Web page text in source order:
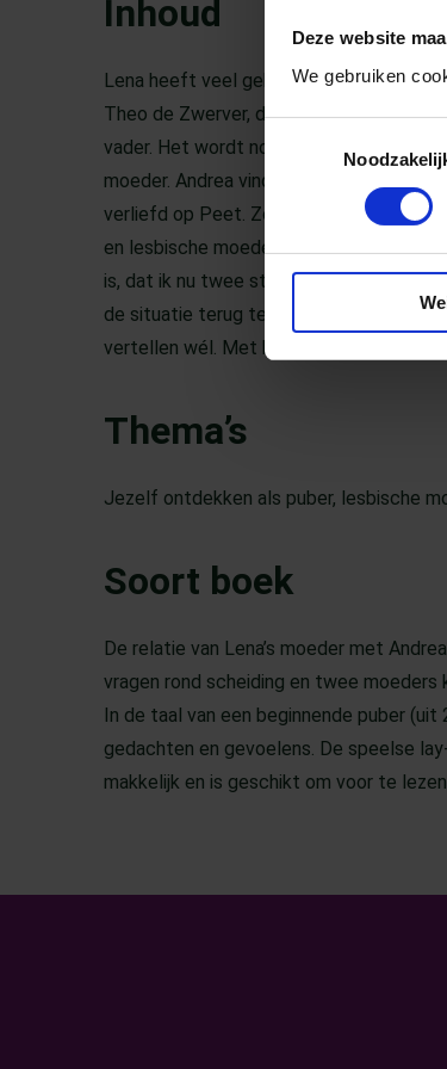
Deze website
We gebruiken
Inhoud
Lena heeft veel geheime, soms gemene
Theo de Zwerver, de geërfde hond
vader. Het wordt nog erger: Andrea en
moeder. Andrea vindt ze oké, tot ze
verliefd op Peet. Zoals altijd, als ze het
en lesbische moeders, wat kan ik
is, dat ik nu twee stiefmoeders krijg en
de situatie terug te draaien werken niet.
vertellen wél. Met haar laatste lijstje
Thema’s
Jezelf ontdekken als puber, lesbische
Soort boek
De relatie van Lena’s moeder met
vragen rond scheiding en twee moeders
In de taal van een beginnende puber
gedachten en gevoelens. De speelse
makkelijk en is geschikt om voor te